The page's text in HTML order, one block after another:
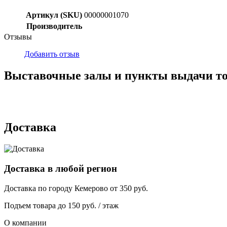
Артикул (SKU) 00000001070
Производитель
Отзывы
Добавить отзыв
Выставочные залы и пункты выдачи
Доставка
Доставка в любой регион
Доставка по городу Кемерово от 350 руб.
Подъем товара до 150 руб. / этаж
О компании